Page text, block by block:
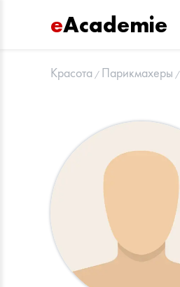
eAcademie
Красота Парикмахеры